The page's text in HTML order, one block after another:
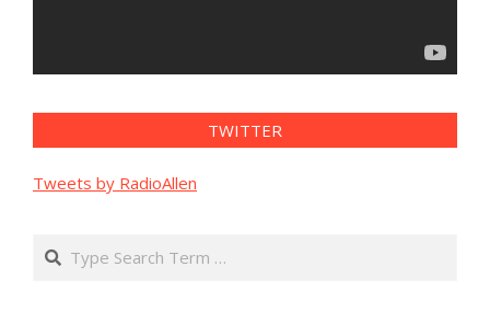
TWITTER
Tweets by RadioAllen
Search